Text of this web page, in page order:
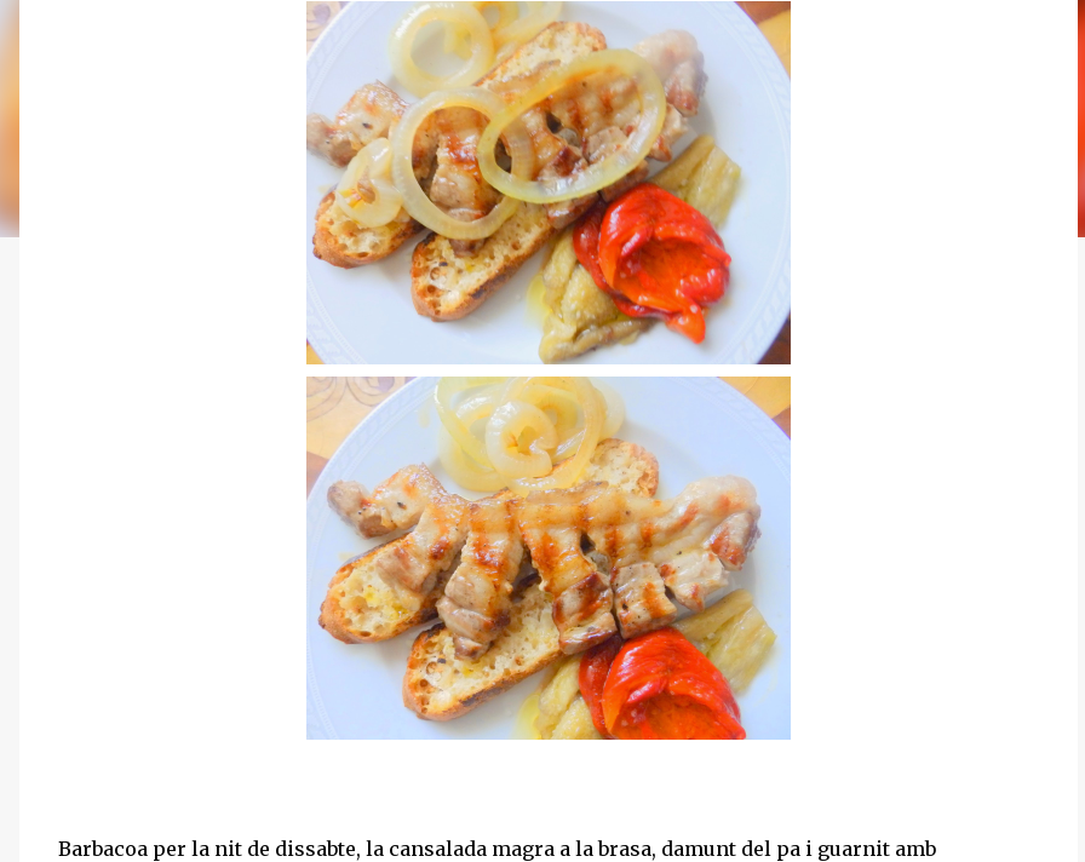
Barbacoa per la nit de dissabte, la cansalada magra a la brasa, damunt del pa i guarnit amb